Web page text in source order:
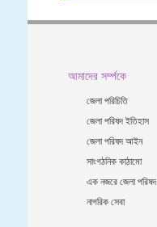
আমাদের সর্ম্পকে
জেলা পরিচিতি
জেলা পরিষদ ইতিহাস
জেলা পরিষদ আইন
সাংগঠনিক কাঠামো
এক নজরে জেলা পরিষদ
নাগরিক সেবা